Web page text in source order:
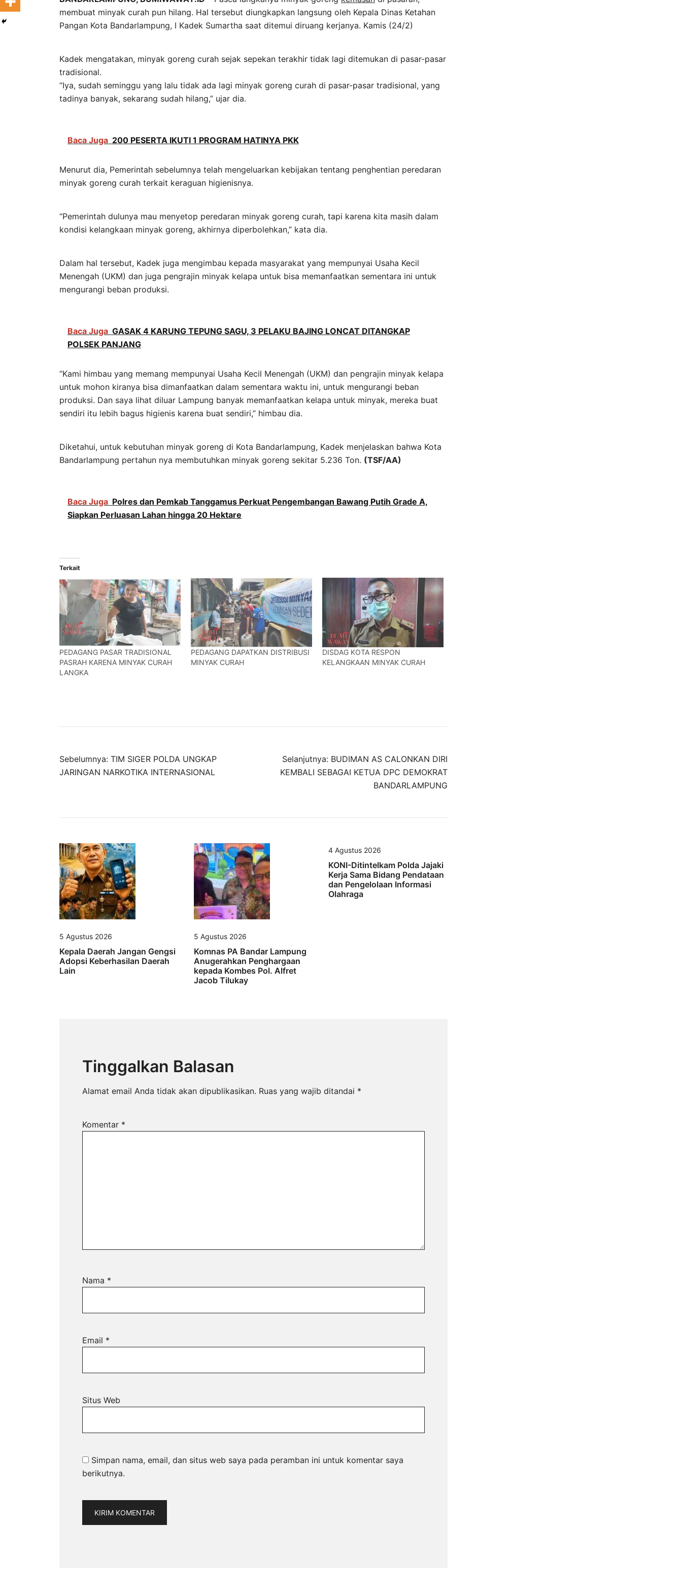
membuat minyak curah pun hilang. Hal tersebut diungkapkan langsung oleh Kepala Dinas Ketahan
Pangan Kota Bandarlampung, I Kadek Sumartha saat ditemui diruang kerjanya. Kamis (24/2)
Kadek mengatakan, minyak goreng curah sejak sepekan terakhir tidak lagi ditemukan di pasar-pasar
tradisional.
“Iya, sudah seminggu yang lalu tidak ada lagi minyak goreng curah di pasar-pasar tradisional, yang
tadinya banyak, sekarang sudah hilang,” ujar dia.
Baca Juga 200 PESERTA IKUTI 1 PROGRAM HATINYA PKK
Menurut dia, Pemerintah sebelumnya telah mengeluarkan kebijakan tentang penghentian peredaran
minyak goreng curah terkait keraguan higienisnya.
“Pemerintah dulunya mau menyetop peredaran minyak goreng curah, tapi karena kita masih dalam
kondisi kelangkaan minyak goreng, akhirnya diperbolehkan,” kata dia.
Dalam hal tersebut, Kadek juga mengimbau kepada masyarakat yang mempunyai Usaha Kecil
Menengah (UKM) dan juga pengrajin minyak kelapa untuk bisa memanfaatkan sementara ini untuk
mengurangi beban produksi.
Baca Juga GASAK 4 KARUNG TEPUNG SAGU, 3 PELAKU BAJING LONCAT DITANGKAP
POLSEK PANJANG
“Kami himbau yang memang mempunyai Usaha Kecil Menengah (UKM) dan pengrajin minyak kelapa
untuk mohon kiranya bisa dimanfaatkan dalam sementara waktu ini, untuk mengurangi beban
produksi. Dan saya lihat diluar Lampung banyak memanfaatkan kelapa untuk minyak, mereka buat
sendiri itu lebih bagus higienis karena buat sendiri,” himbau dia.
Diketahui, untuk kebutuhan minyak goreng di Kota Bandarlampung, Kadek menjelaskan bahwa Kota
Bandarlampung pertahun nya membutuhkan minyak goreng sekitar 5.236 Ton. (TSF/AA)
Baca Juga Polres dan Pemkab Tanggamus Perkuat Pengembangan Bawang Putih Grade A,
Siapkan Perluasan Lahan hingga 20 Hektare
Terkait
PEDAGANG PASAR TRADISIONAL
PASRAH KARENA MINYAK CURAH
LANGKA
PEDAGANG DAPATKAN DISTRIBUSI
MINYAK CURAH
DISDAG KOTA RESPON
KELANGKAAN MINYAK CURAH
Navigasi
Sebelumnya: TIM SIGER POLDA UNGKAP
JARINGAN NARKOTIKA INTERNASIONAL
Selanjutnya: BUDIMAN AS CALONKAN DIRI
KEMBALI SEBAGAI KETUA DPC DEMOKRAT
BANDARLAMPUNG
5 Agustus 2026
Kepala Daerah Jangan Gengsi
Adopsi Keberhasilan Daerah
Lain
5 Agustus 2026
Komnas PA Bandar Lampung
Anugerahkan Penghargaan
kepada Kombes Pol. Alfret
Jacob Tilukay
4 Agustus 2026
KONI-Ditintelkam Polda Jajaki
Kerja Sama Bidang Pendataan
dan Pengelolaan Informasi
Olahraga
Tinggalkan Balasan
Alamat email Anda tidak akan dipublikasikan. Ruas yang wajib ditandai *
Komentar *
Nama *
Email *
Situs Web
Simpan nama, email, dan situs web saya pada peramban ini untuk komentar saya
berikutnya.